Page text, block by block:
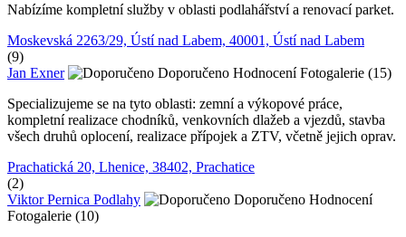
Nabízíme kompletní služby v oblasti podlahářství a renovací parket.
Moskevská 2263/29, Ústí nad Labem, 40001, Ústí nad Labem
(9)
Jan Exner
Doporučeno Hodnocení Fotogalerie (15)
Specializujeme se na tyto oblasti: zemní a výkopové práce,
kompletní realizace chodníků, venkovních dlažeb a vjezdů, stavba
všech druhů oplocení, realizace přípojek a ZTV, včetně jejich oprav.
Prachatická 20, Lhenice, 38402, Prachatice
(2)
Viktor Pernica Podlahy
Doporučeno Hodnocení
Fotogalerie (10)